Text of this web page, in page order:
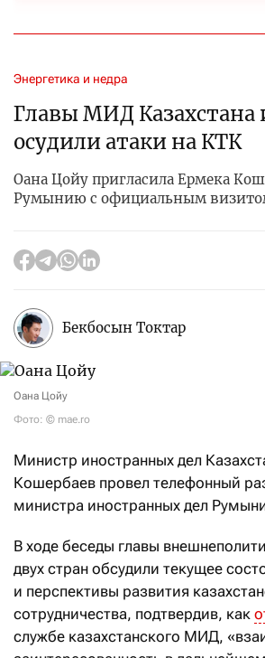
Энергетика и недра
Главы МИД
осудили атаки на КТК
Оана Цойу пригласила Ермека
Румынию с официальным
Бекбосын Токтар
Оана Цойу
Фото: © mae.ro
Министр иностранных дел
Кошербаев провел телефонный
министра иностранных дел
В ходе беседы главы
двух стран обсудили текущее
и перспективы развития
сотрудничества, подтвердив, как
службе казахстанского МИД,